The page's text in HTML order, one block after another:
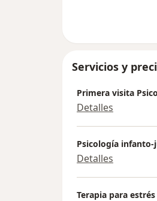
Servicios y
Primera visita
Detalles
Psicología
Detalles
Terapia para